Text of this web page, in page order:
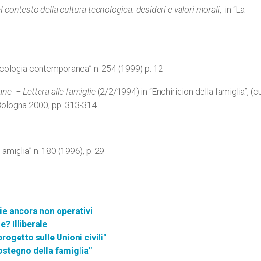
contesto della cultura tecnologica: desideri e valori morali, in “La
contemporanea” n. 254 (1999) p. 12
– Lettera alle famiglie (2/2/1994) in “Enchiridion della famiglia”,
2000, pp. 313-314
n. 180 (1996), p. 29
ancora non operativi
Illiberale
sulle Unioni civili"
della famiglia"